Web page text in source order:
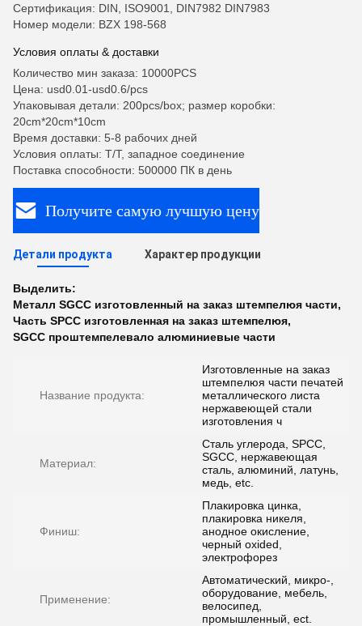
Сертификация: DIN, ISO9001, DIN7982 DIN7983
Номер модели: BZX 198-568
Условия оплаты & доставки
Количество мин заказа: 10000PCS
Цена: usd0.01-usd0.6/pcs
Упаковывая детали: 200pcs/box; размер коробки:
20cm*20cm*10cm
Время доставки: 5-8 рабочих дней
Условия оплаты: T/T, западное соединение
Поставка способности: 500000 ПК в день
Получите самую лучшую цену
Детали продукта Характер продукции
Выделить:
Металл SGCC изготовленный на заказ штемпелюя части,
Часть SPCC изготовленная на заказ штемпелюя,
SGCC проштемпелевало алюминиевые части
Название продукта:
Изготовленные на заказ
штемпелюя части печатей
металлического листа
нержавеющей стали
изготовления ч
Материал:
Сталь углерода, SPCC,
SGCC, нержавеющая
сталь, алюминий, латунь,
медь, etc.
Финиш:
Плакировка цинка,
плакировка никеля,
анодное окисление,
черный oxided,
электрофорез
Применение:
Автоматический, микро-,
оборудование, мебель,
велосипед,
промышленный, ect.